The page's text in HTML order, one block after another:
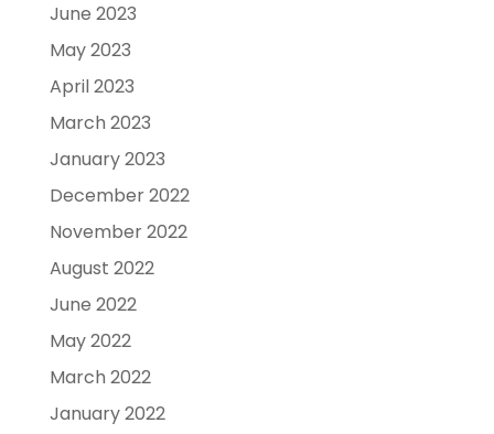
June 2023
May 2023
April 2023
March 2023
January 2023
December 2022
November 2022
August 2022
June 2022
May 2022
March 2022
January 2022